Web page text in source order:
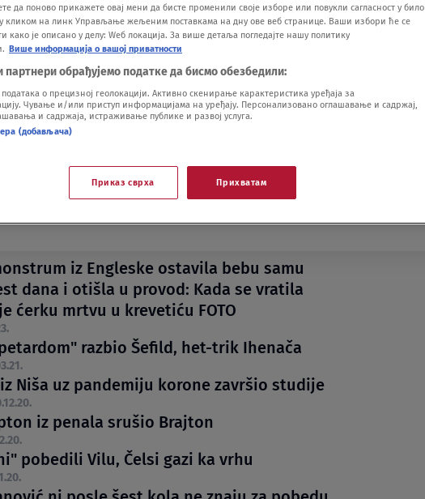
VESTI SHOW SPORT
iz Engleske ostavila bebu samu
dana i otišla u provod: Kada se vratila
ćerku mrtvu u krevetiću FOTO
razbio Šefild, het-trik Ihenača
Niša uz pandemiju korone završio studije
iz penala srušio Brajton
pobedili Vilu, Čelsi gazi ka vrhu
да поново прикажете овај мени да бисте променили своје изборе или повукли сагласност у било
кликом на линк Управљање жељеним поставкама на дну ове веб странице. Ваши избори ће се
како је описано у делу: Wеб локација. За више детаља погледајте нашу политику
Више информација о вашој приватности
обрађујемо податке да бисмо обезбедили:
о прецизној геолокацији. Активно скенирање карактеристика уређаја за
Чување и/или приступ информацијама на уређају. Персонализовано оглашавање и садржај,
и садржаја, истраживање публике и развој услуга.
(добављача)
Приказ сврха Прихватам